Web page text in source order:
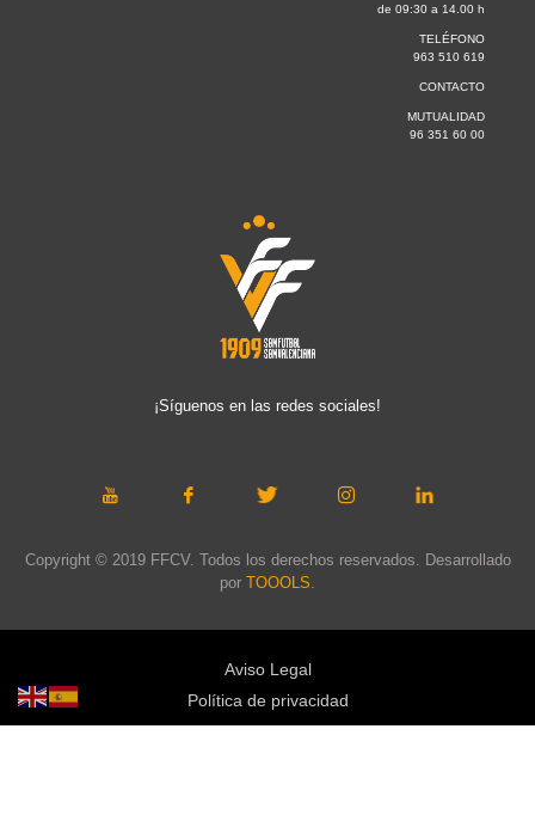
de 09:30 a 14.00 h
TELÉFONO
963 510 619
CONTACTO
MUTUALIDAD
96 351 60 00
¡Síguenos en las redes sociales!
Copyright © 2019 FFCV. Todos los derechos reservados. Desarrollado
por TOOOLS.
Aviso Legal
Política de privacidad
Política de cookies